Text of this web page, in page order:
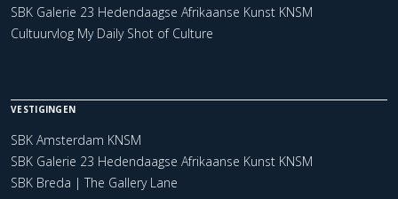
SBK Galerie 23 Hedendaagse Afrikaanse Kunst KNSM
Cultuurvlog My Daily Shot of Culture
VESTIGINGEN
SBK Amsterdam KNSM
SBK Galerie 23 Hedendaagse Afrikaanse Kunst KNSM
SBK Breda | The Gallery Lane